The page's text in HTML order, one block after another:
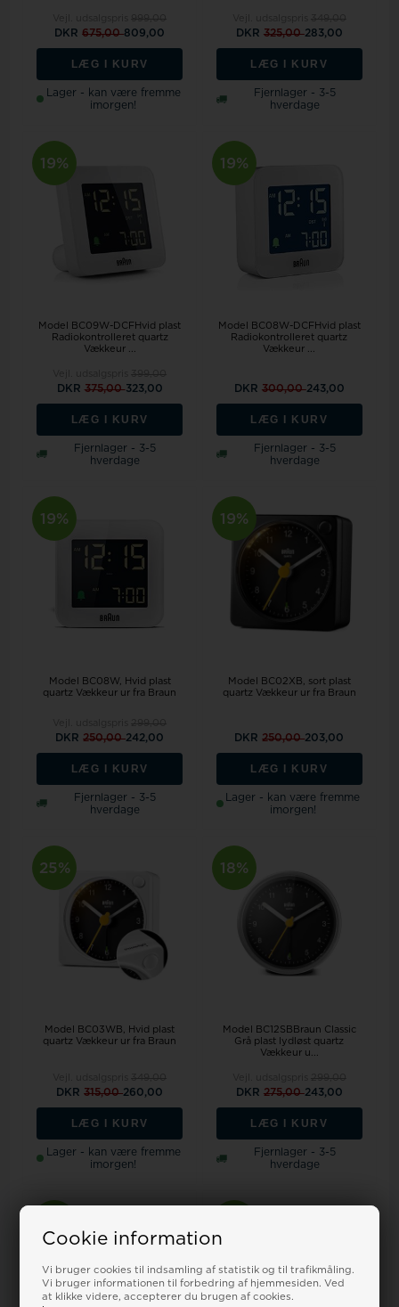
Cookie information
Vi bruger cookies til indsamling af statistik og til trafikmåling.
Vi bruger informationen til forbedring af hjemmesiden. Ved
at klikke videre, accepterer du brugen af cookies.
DKR675,00809,00
LÆG I KURV
Lager - kan være fremme
imorgen!
DKR 325,00283,00
LÆG I KURV
Fjernlager - 3-5
hverdage
19%
Model BC09W-DCFHvid plast
Radiokontrolleret quartz
Vækkeur ...
DKR 375,00323,00
LÆG I KURV
Fjernlager - 3-5
hverdage
19%
Model BC08W-DCFHvid plast
Radiokontrolleret quartz
Vækkeur ...
DKR 300,00243,00
LÆG I KURV
Fjernlager - 3-5
hverdage
19%
Model BC08W
Hvid plast
quartz Vækkeur ur fra Braun
DKR250,00242,00
LÆG I KURV
Fjernlager - 3-5
hverdage
19%
Model BC02XB
sort plast
quartz Vækkeur ur fra Braun
DKR250,00203,00
LÆG I KURV
Lager - kan være fremme
imorgen!
25%
Model BC03WB
Hvid plast
quartz Vækkeur ur fra Braun
DKR315,00260,00
LÆG I KURV
Lager - kan være fremme
imorgen!
18%
Model BC12SBBraun Classic
Grå plast lydløst quartz
Vækkeur u...
DKR 275,00243,00
LÆG I KURV
Fjernlager - 3-5
hverdage